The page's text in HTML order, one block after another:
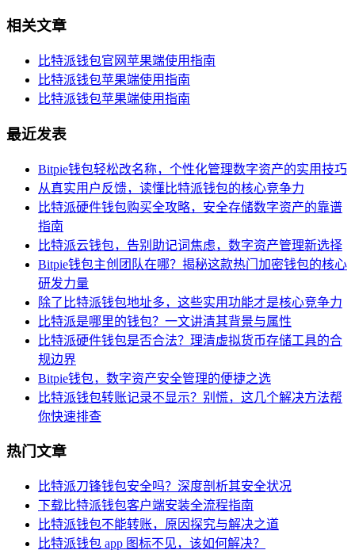
相关文章
比特派钱包官网苹果端使用指南
比特派钱包苹果端使用指南
比特派钱包苹果端使用指南
最近发表
Bitpie钱包轻松改名称，个性化管理数字资产的实用技巧
从真实用户反馈，读懂比特派钱包的核心竞争力
比特派硬件钱包购买全攻略，安全存储数字资产的靠谱
指南
比特派云钱包，告别助记词焦虑，数字资产管理新选择
Bitpie钱包主创团队在哪？揭秘这款热门加密钱包的核心
研发力量
除了比特派钱包地址多，这些实用功能才是核心竞争力
比特派是哪里的钱包？一文讲清其背景与属性
比特派硬件钱包是否合法？理清虚拟货币存储工具的合
规边界
Bitpie钱包，数字资产安全管理的便捷之选
比特派钱包转账记录不显示？别慌，这几个解决方法帮
你快速排查
热门文章
比特派刀锋钱包安全吗？深度剖析其安全状况
下载比特派钱包客户端安装全流程指南
比特派钱包不能转账，原因探究与解决之道
比特派钱包 app 图标不见，该如何解决？